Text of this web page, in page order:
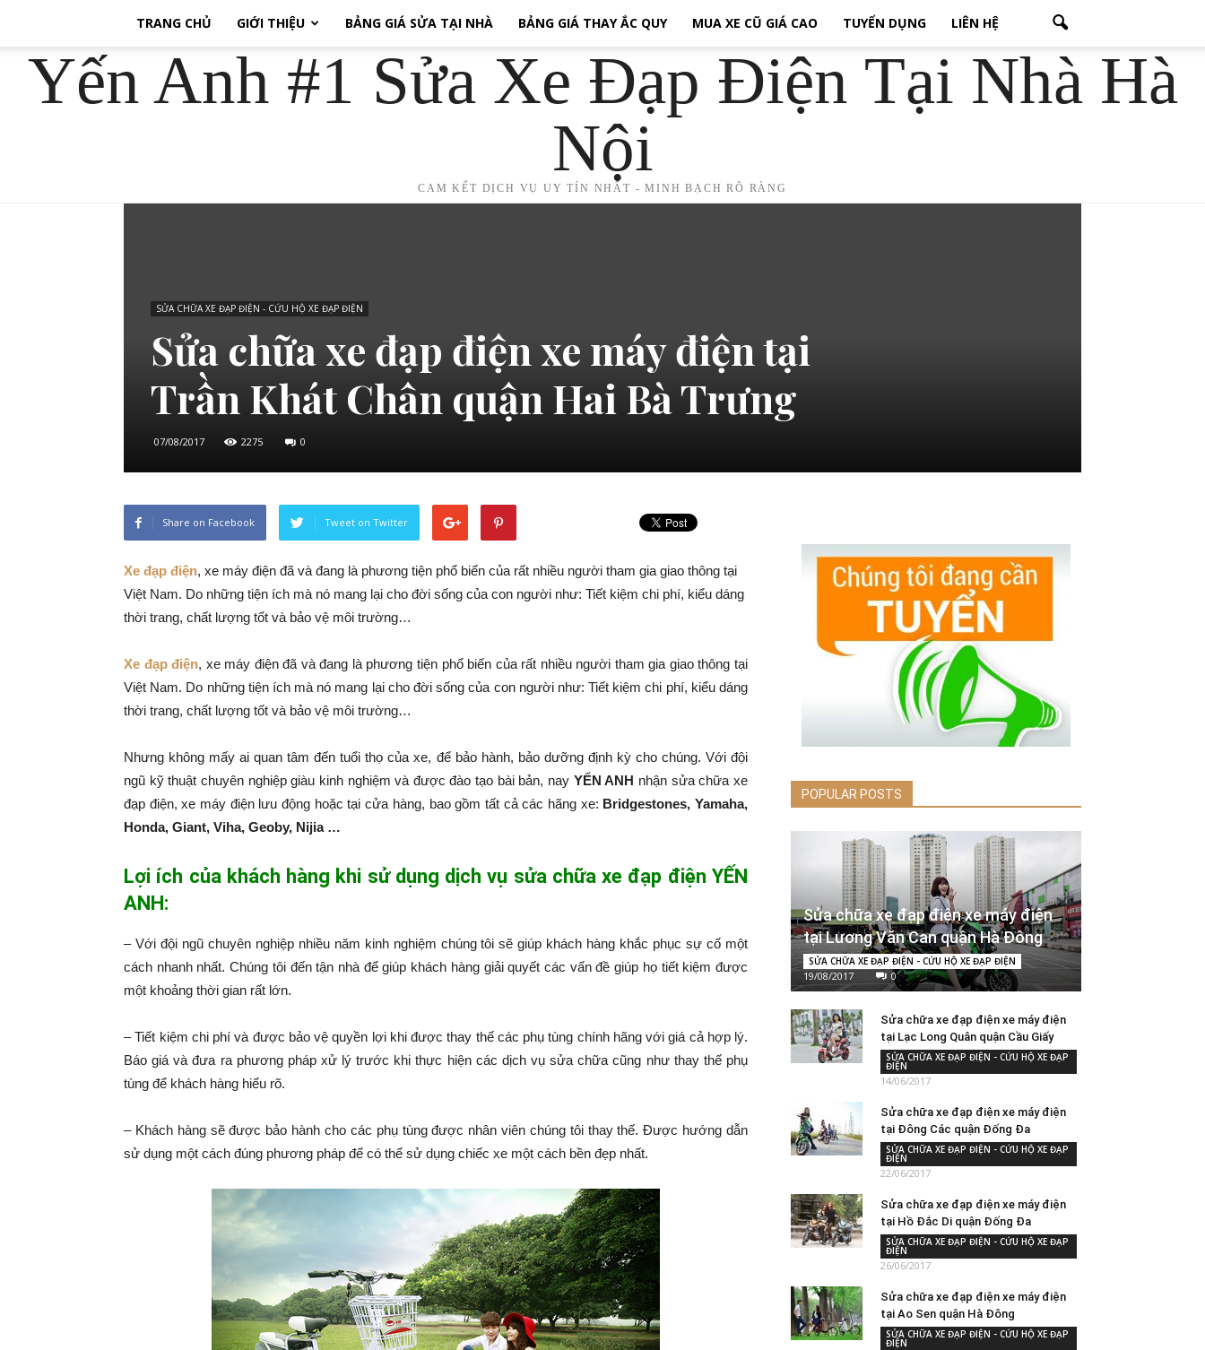
TRANG CHỦ GIỚI THIỆU BẢNG GIÁ SỬA TẠI NHÀ BẢNG GIÁ THAY ẮC QUY MUA XE CŨ GIÁ CAO TUYỂN DỤNG LIÊN HỆ
Yến Anh #1 Sửa Xe Đạp Điện Tại Nhà Hà
Nội
CAM KẾT DỊCH VỤ UY TÍN NHẤT - MINH BẠCH RÕ RÀNG
SỬA CHỮA XE ĐẠP ĐIỆN - CỨU HỘ XE ĐẠP ĐIỆN
Sửa chữa xe đạp điện xe máy điện tại
Trần Khát Chân quận Hai Bà Trưng
07/08/2017 2275 0
Share on Facebook Tweet on Twitter
Xe đạp điện, xe máy điện đã và đang là phương tiện phổ biến của rất nhiều người tham gia giao thông tại
Việt Nam. Do những tiện ích mà nó mang lại cho đời sống của con người như: Tiết kiệm chi phí, kiểu dáng
thời trang, chất lượng tốt và bảo vệ môi trường…
Xe đạp điện, xe máy điện đã và đang là phương tiện phổ biến của rất nhiều người tham gia giao thông tại
Việt Nam. Do những tiện ích mà nó mang lại cho đời sống của con người như: Tiết kiệm chi phí, kiểu dáng
thời trang, chất lượng tốt và bảo vệ môi trường…
Nhưng không mấy ai quan tâm đến tuổi thọ của xe, để bảo hành, bảo dưỡng định kỳ cho chúng. Với đội
ngũ kỹ thuật chuyên nghiệp giàu kinh nghiệm và được đào tạo bài bản, nay YẾN ANH nhận sửa chữa xe
đạp điện, xe máy điện lưu động hoặc tại cửa hàng, bao gồm tất cả các hãng xe: Bridgestones, Yamaha,
Honda, Giant, Viha, Geoby, Nijia …
Lợi ích của khách hàng khi sử dụng dịch vụ sửa chữa xe đạp điện YẾN
ANH:
– Với đội ngũ chuyên nghiệp nhiều năm kinh nghiệm chúng tôi sẽ giúp khách hàng khắc phục sự cố một
cách nhanh nhất. Chúng tôi đến tận nhà để giúp khách hàng giải quyết các vấn đề giúp họ tiết kiệm được
một khoảng thời gian rất lớn.
– Tiết kiệm chi phí và được bảo vệ quyền lợi khi được thay thế các phụ tùng chính hãng với giá cả hợp lý.
Báo giá và đưa ra phương pháp xử lý trước khi thực hiện các dịch vụ sửa chữa cũng như thay thế phụ
tùng để khách hàng hiểu rõ.
– Khách hàng sẽ được bảo hành cho các phụ tùng được nhân viên chúng tôi thay thế. Được hướng dẫn
sử dụng một cách đúng phương pháp để có thể sử dụng chiếc xe một cách bền đẹp nhất.
POPULAR POSTS
Sửa chữa xe đạp điện xe máy điện
tại Lương Văn Can quận Hà Đông
SỬA CHỮA XE ĐẠP ĐIỆN - CỨU HỘ XE ĐẠP ĐIỆN
19/08/2017 0
Sửa chữa xe đạp điện xe máy điện
tại Lạc Long Quân quận Cầu Giấy
SỬA CHỮA XE ĐẠP ĐIỆN - CỨU HỘ XE ĐẠP
ĐIỆN
14/06/2017
Sửa chữa xe đạp điện xe máy điện
tại Đông Các quận Đống Đa
SỬA CHỮA XE ĐẠP ĐIỆN - CỨU HỘ XE ĐẠP
ĐIỆN
22/06/2017
Sửa chữa xe đạp điện xe máy điện
tại Hồ Đắc Di quận Đống Đa
SỬA CHỮA XE ĐẠP ĐIỆN - CỨU HỘ XE ĐẠP
ĐIỆN
26/06/2017
Sửa chữa xe đạp điện xe máy điện
tại Ao Sen quận Hà Đông
SỬA CHỮA XE ĐẠP ĐIỆN - CỨU HỘ XE ĐẠP
ĐIỆN